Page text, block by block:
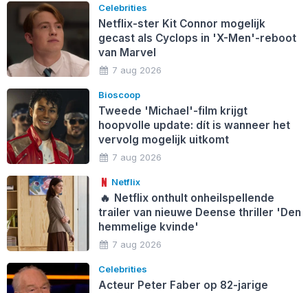
Celebrities
Netflix-ster Kit Connor mogelijk
gecast als Cyclops in 'X-Men'-reboot
van Marvel
7 aug 2026
Bioscoop
Tweede 'Michael'-film krijgt
hoopvolle update: dít is wanneer het
vervolg mogelijk uitkomt
7 aug 2026
Netflix
🔥 Netflix onthult onheilspellende
trailer van nieuwe Deense thriller 'Den
hemmelige kvinde'
7 aug 2026
Celebrities
Acteur Peter Faber op 82-jarige